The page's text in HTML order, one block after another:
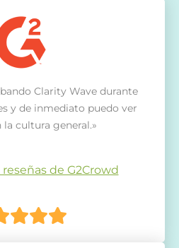
Clarity Wave durante
y de inmediato puedo ver
cultura general.»
de G2Crowd